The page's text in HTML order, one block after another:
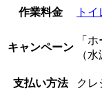
作業料金 ト
キャンペーン
「
（
支払い方法 クレ